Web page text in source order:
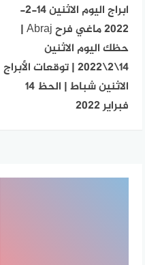
ابراج اليوم الاثنين 14-2-
2022 ماغي فرح Abraj |
حظك اليوم الاثنين
14\2\2022 | توقعات الأبراج
الاثنين شباط | الحظ 14
فبراير 2022